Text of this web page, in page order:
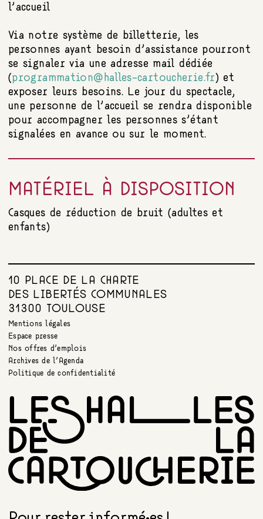
l’accueil
Via notre système de billetterie, les
personnes ayant besoin d’assistance pourront
se signaler via une adresse mail dédiée
(programmation@halles-cartoucherie.fr) et
exposer leurs besoins. Le jour du spectacle,
une personne de l’accueil se rendra disponible
pour accompagner les personnes s’étant
signalées en avance ou sur le moment.
MATÉRIEL À DISPOSITION
Casques de réduction de bruit (adultes et
enfants)
10 PLACE DE LA CHARTE
DES LIBERTÉS COMMUNALES
31300 TOULOUSE
Mentions légales
Espace presse
Nos offres d’emplois
Archives de l’Agenda
Politique de confidentialité